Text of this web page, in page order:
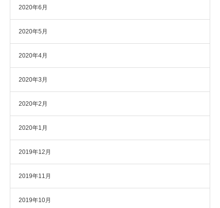
2020年6月
2020年5月
2020年4月
2020年3月
2020年2月
2020年1月
2019年12月
2019年11月
2019年10月